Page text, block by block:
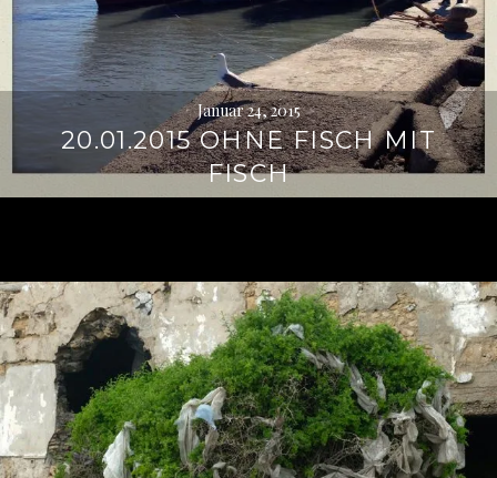
Januar 24, 2015
20.01.2015 OHNE FISCH MIT
FISCH